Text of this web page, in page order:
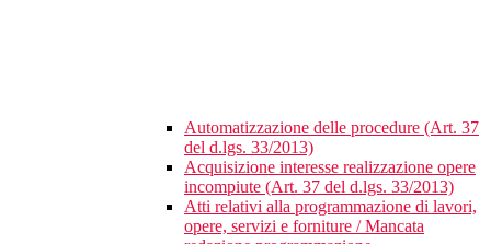
Automatizzazione delle procedure (Art. 37
del d.lgs. 33/2013)
Acquisizione interesse realizzazione opere
incompiute (Art. 37 del d.lgs. 33/2013)
Atti relativi alla programmazione di lavori,
opere, servizi e forniture / Mancata